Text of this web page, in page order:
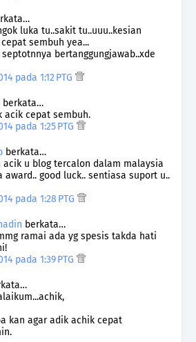
luka tu..sakit tu..uuu..kesian
sembuh yea...
bertanggungjawab..xde
pada 1:12 PTG
berkata…
acik cepat sembuh.
pada 1:25 PTG
berkata…
acik u blog tercalon dalam malaysia
award.. good luck.. sentiasa suport u..
pada 1:28 PTG
berkata…
ramai ada yg spesis takda hati
pada 1:39 PTG
kan agar adik achik cepat